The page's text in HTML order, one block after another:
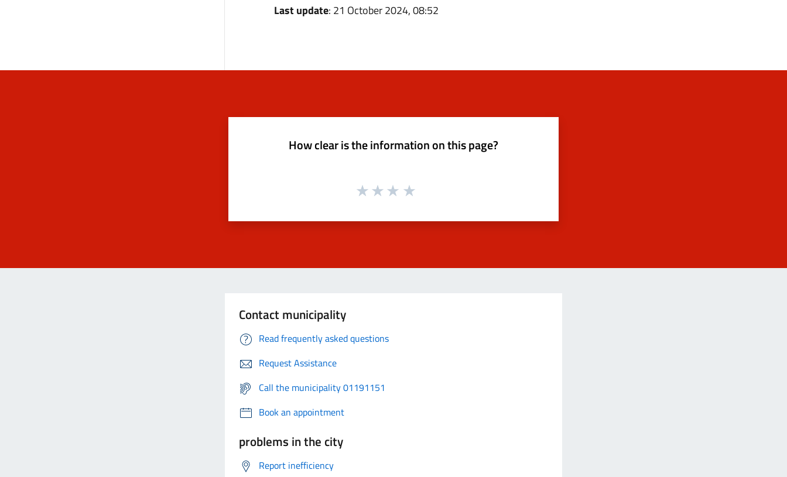
Last update: 21 October 2024, 08:52
How clear is the information on this page?
Contact municipality
Read frequently asked questions
Request Assistance
Call the municipality 01191151
Book an appointment
problems in the city
Report inefficiency